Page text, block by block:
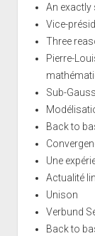
An exactly
Vice-
Three
Pierre-
Sub-
Back to
Une
Actualité
Unison
Verbund
Back to